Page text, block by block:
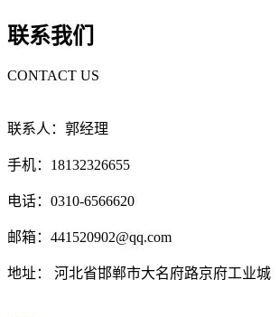
联系我们
CONTACT US
联系人：郭经理
手机：18132326655
电话：0310-6566620
邮箱：441520902@qq.com
地址： 河北省邯郸市大名府路京府工业城